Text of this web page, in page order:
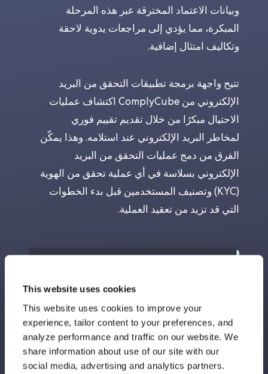
This website uses cookies
This website uses cookies to improve your
experience, tailor content to your preferences, and
analyze performance and traffic on our website. We
share information about use of our site with our
social media, advertising and analytics partners.
وبيانات الاعتماد المخترقة عبر هذه المرحلة
المبكرة، مما يؤدي إلى مراجعات يدوية لاحقة
وتكاليف امتثال إضافية.
تتيح واجهة برمجة تطبيقات التحقق من البريد
الإلكتروني من ComplyCube اكتشاف عمليات
الاحتيال مبكرًا من خلال تقديم تقييم فوري
لمخاطر البريد الإلكتروني عند استلامه. وهذا يمكّن
الفرق من دمج عمليات التحقق من البريد
الإلكتروني بسلاسة في أي عملية تحقق من الهوية
(KYC) وتصنيف المستخدمين قبل بدء الخطوات
التي قد تزيد من تعقيد العملية.